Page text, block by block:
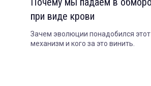
при виде крови
Зачем эволюции понадобился этот
механизм и кого за это винить.